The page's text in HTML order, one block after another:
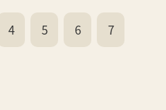
4 5 6 7